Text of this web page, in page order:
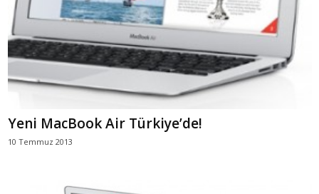
Yeni MacBook Air Türkiye’de!
10 Temmuz 2013